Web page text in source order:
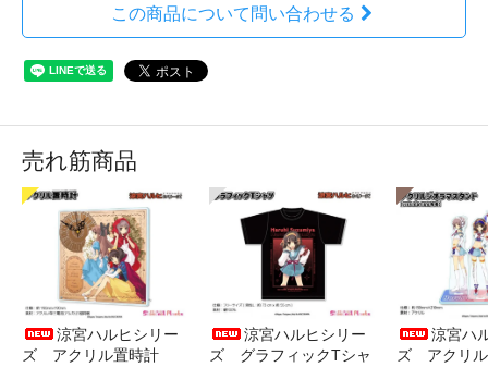
この商品について問い合わせる
売れ筋商品
涼宮ハルヒシリー
ズ アクリル置時計
涼宮ハルヒシリー
ズ グラフィックTシャ
涼宮ハ
ズ アクリル